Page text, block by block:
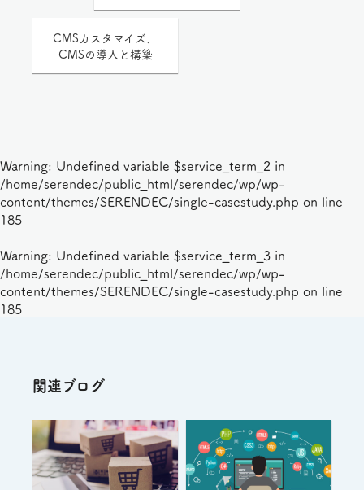
CMSカスタマイズ、
CMSの導入と構築
Warning: Undefined variable $service_term_2 in
/home/serendec/public_html/serendec/wp/wp-
content/themes/SERENDEC/single-casestudy.php on line
185
Warning: Undefined variable $service_term_3 in
/home/serendec/public_html/serendec/wp/wp-
content/themes/SERENDEC/single-casestudy.php on line
185
関連ブログ